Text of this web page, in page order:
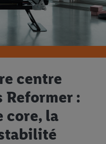
centre
Reformer :
core, la